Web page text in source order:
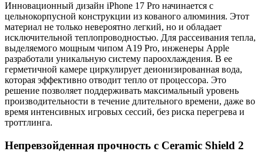
Инновационный дизайн iPhone 17 Pro начинается с
цельнокорпусной конструкции из кованого алюминия. Этот
материал не только невероятно легкий, но и обладает
исключительной теплопроводностью. Для рассеивания тепла,
выделяемого мощным чипом A19 Pro, инженеры Apple
разработали уникальную систему пароохлаждения. В ее
герметичной камере циркулирует деионизированная вода,
которая эффективно отводит тепло от процессора. Это
решение позволяет поддерживать максимальный уровень
производительности в течение длительного времени, даже во
время интенсивных игровых сессий, без риска перегрева и
троттлинга.
Непревзойденная прочность с Ceramic Shield 2